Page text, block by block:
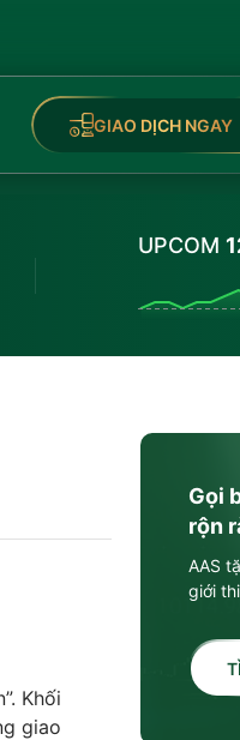
GIAO DỊCH NGAY
UPCOM
Khối
giao
Gọi
rộn
AAS
giới